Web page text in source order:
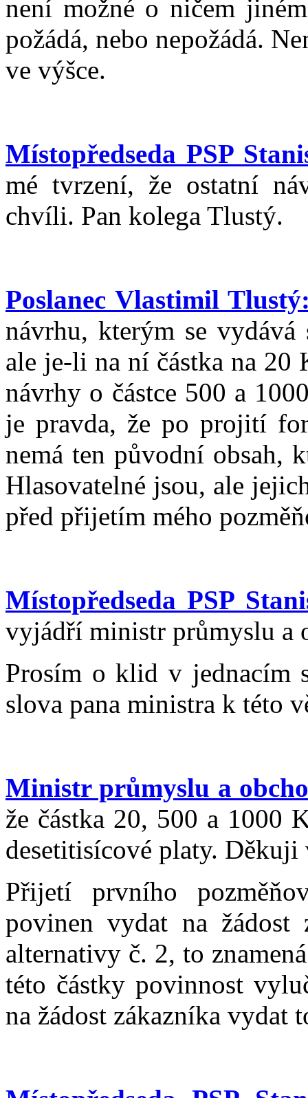
není možné o ničem
požádá, nebo nepožádá.
ve výšce.
Místopředseda PSP
mé tvrzení, že ostatní
chvíli. Pan kolega Tlustý.
Poslanec Vlastimil
návrhu, kterým se vydává
ale je-li na ní částka na 20
návrhy o částce 500 a
je pravda, že po projití
nemá ten původní obsah,
Hlasovatelné jsou, ale
před přijetím mého
Místopředseda PSP
vyjádří ministr průmyslu a
Prosím o klid v jednacím
slova pana ministra k této
Ministr průmyslu a
že částka 20, 500 a 1000
desetitisícové platy. Děkuji
Přijetí prvního
povinen vydat na žádost
alternativy č. 2, to
této částky povinnost
na žádost zákazníka vydat